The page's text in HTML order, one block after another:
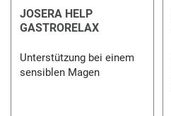
JOSERA HELP
GASTRORELAX
Unterstützung bei einem
sensiblen Magen